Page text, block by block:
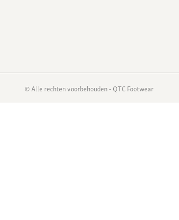
© Alle rechten voorbehouden - QTC Footwear